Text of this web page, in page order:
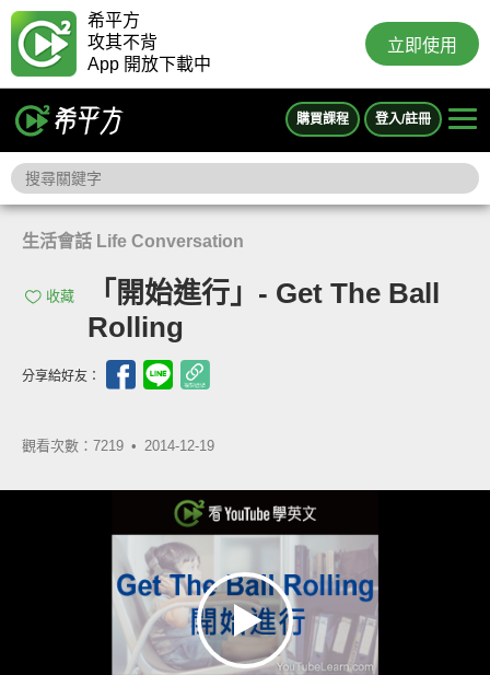
希平方
攻其不背
App 開放下載中
立即使用
購買課程 登入/註冊
生活會話 Life Conversation
收藏
「開始進行」- Get The Ball
Rolling
分享給好友：
觀看次數：7219 • 2014-12-19